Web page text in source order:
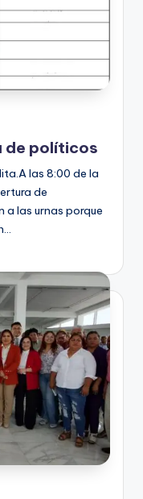
de políticos
las 8:00 de la
de
a las urnas porque